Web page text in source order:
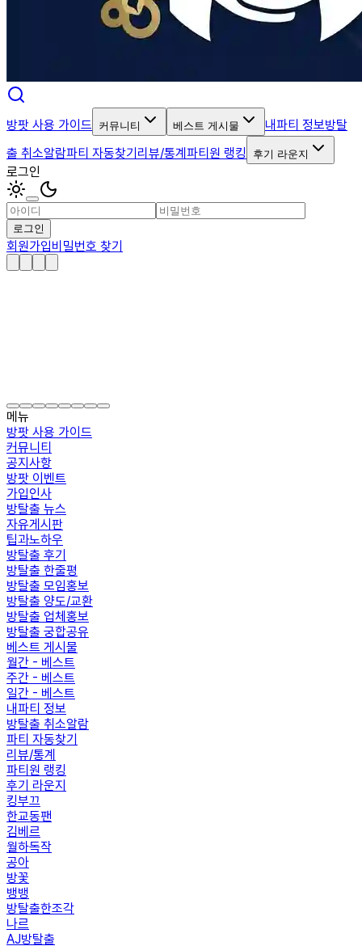
방팟 사용 가이드 커뮤니티 베스트 게시물 내파티 정보방탈
출 취소알람파티 자동찾기리뷰/통계파티원 랭킹 후기 라운지
로그인
로그인
회원가입비밀번호 찾기
메뉴
방팟 사용 가이드
커뮤니티
공지사항
방팟 이벤트
가입인사
방탈출 뉴스
자유게시판
팁과노하우
방탈출 후기
방탈출 한줄평
방탈출 모임홍보
방탈출 양도/교환
방탈출 업체홍보
방탈출 궁합공유
베스트 게시물
월간 - 베스트
주간 - 베스트
일간 - 베스트
내파티 정보
방탈출 취소알람
파티 자동찾기
리뷰/통계
파티원 랭킹
후기 라운지
킹부끄
한교동팬
김베르
월하독작
공아
방꽃
뱅뱅
방탈출한조각
나르
AJ방탈출